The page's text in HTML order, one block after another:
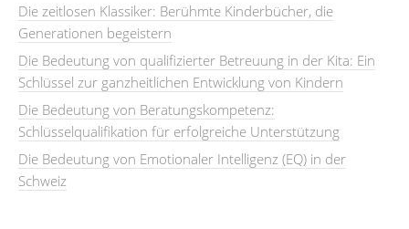
Die zeitlosen Klassiker: Berühmte Kinderbücher, die
Generationen begeistern
Die Bedeutung von qualifizierter Betreuung in der Kita: Ein
Schlüssel zur ganzheitlichen Entwicklung von Kindern
Die Bedeutung von Beratungskompetenz:
Schlüsselqualifikation für erfolgreiche Unterstützung
Die Bedeutung von Emotionaler Intelligenz (EQ) in der
Schweiz